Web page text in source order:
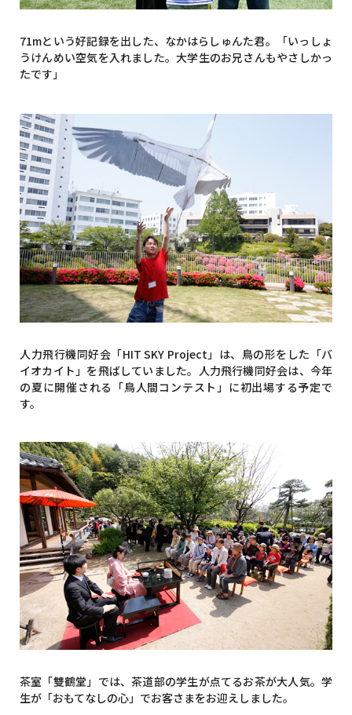
71mという好記録を出した、なかはらしゅんた君。「いっしょ
うけんめい空気を入れました。大学生のお兄さんもやさしかっ
たです」
人力飛行機同好会「HIT SKY Project」は、鳥の形をした「バ
イオカイト」を飛ばしていました。人力飛行機同好会は、今年
の夏に開催される「鳥人間コンテスト」に初出場する予定で
す。
茶室「雙鶴堂」では、茶道部の学生が点てるお茶が大人気。学
生が「おもてなしの心」でお客さまをお迎えしました。